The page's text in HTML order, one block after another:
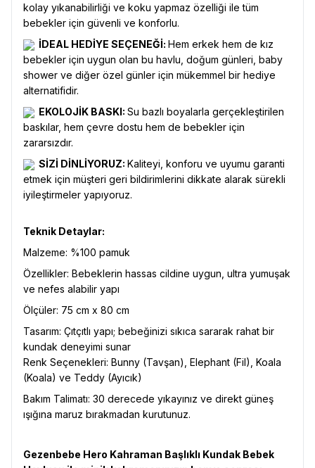
kolay yıkanabilirliği ve koku yapmaz özelliği ile tüm
bebekler için güvenli ve konforlu.
İDEAL HEDİYE SEÇENEĞİ: Hem erkek hem de kız
bebekler için uygun olan bu havlu, doğum günleri, baby
shower ve diğer özel günler için mükemmel bir hediye
alternatifidir.
EKOLOJİK BASKI: Su bazlı boyalarla gerçekleştirilen
baskılar, hem çevre dostu hem de bebekler için
zararsızdır.
SİZİ DİNLİYORUZ: Kaliteyi, konforu ve uyumu garanti
etmek için müşteri geri bildirimlerini dikkate alarak sürekli
iyileştirmeler yapıyoruz.
Teknik Detaylar:
Malzeme: %100 pamuk
Özellikler: Bebeklerin hassas cildine uygun, ultra yumuşak
ve nefes alabilir yapı
Ölçüler: 75 cm x 80 cm
Tasarım: Çıtçıtlı yapı; bebeğinizi sıkıca sararak rahat bir
kundak deneyimi sunar
Renk Seçenekleri: Bunny (Tavşan), Elephant (Fil), Koala
(Koala) ve Teddy (Ayıcık)
Bakım Talimatı: 30 derecede yıkayınız ve direkt güneş
ışığına maruz bırakmadan kurutunuz.
Gezenbebe Hero Kahraman Başlıklı Kundak Bebek